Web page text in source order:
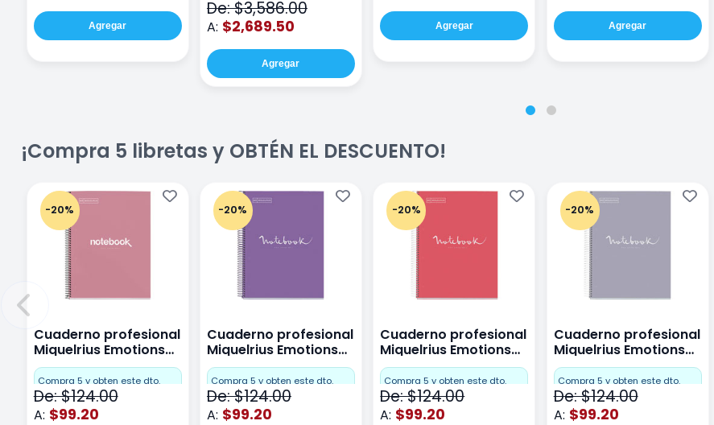
Agregar
De: $3,586.00
A: $2,689.50
Agregar
Agregar Agregar
¡Compra 5 libretas y OBTÉN EL DESCUENTO!
-20%
Cuaderno profesional
Miquelrius Emotions
Cuadro Chico 80
hojas Rosa
Compra 5 y obten este dto.
De: $124.00
A: $99.20
-20%
Cuaderno profesional
Miquelrius Emotions
raya 80 hojas Purpura
Compra 5 y obten este dto.
De: $124.00
A: $99.20
-20%
Cuaderno profesional
Miquelrius Emotions
raya 80 hojas Coral
Compra 5 y obten este dto.
De: $124.00
A: $99.20
-20%
Cuaderno profesional
Miquelrius Emotions
raya 80 hojas Gris
Compra 5 y obten este dto.
De: $124.00
A: $99.20